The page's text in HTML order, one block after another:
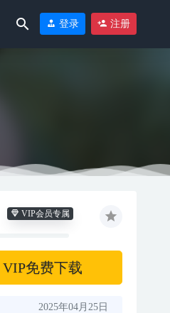
登录 注册
VIP会员专属
VIP免费下载
2025年04月25日